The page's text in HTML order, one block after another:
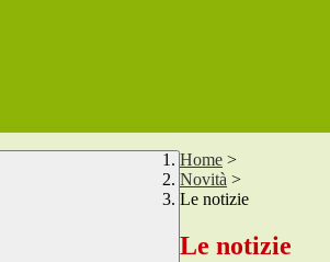
Home >
Novità >
Le notizie
Le notizie